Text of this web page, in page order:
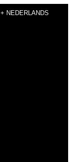
+ NEDERLANDS